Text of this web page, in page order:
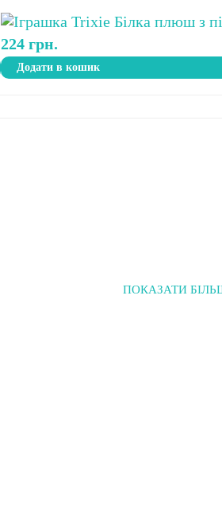
224 грн.
Додати в кошик
ПОКАЗАТИ